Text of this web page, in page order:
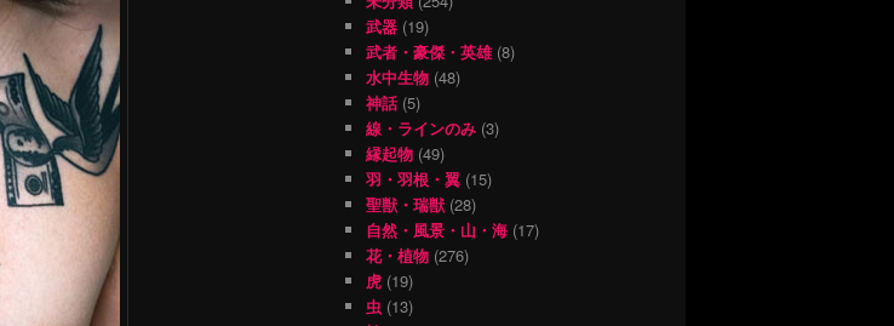
武器 (19)
武者・豪傑・英雄(8)
水中生物 (48)
神話 (5)
線・ラインのみ (3)
縁起物 (49)
羽・羽根・翼 (15)
聖獣・瑞獣 (28)
自然・風景・山・海 (17)
花・植物 (276)
虎 (19)
虫 (13)